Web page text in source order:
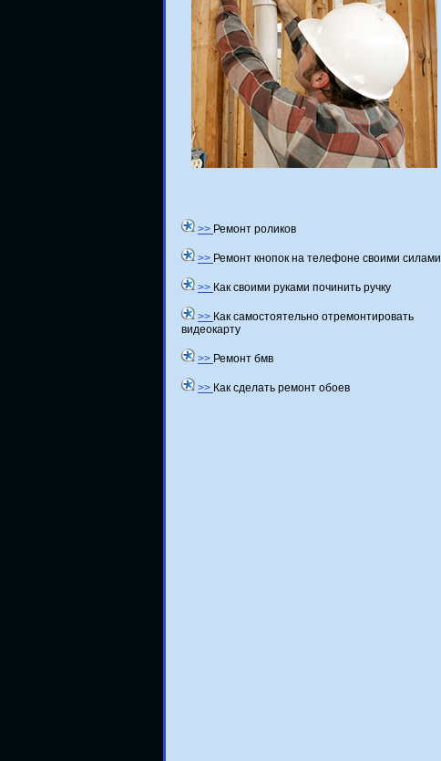
>> Ремонт роликов
>> Ремонт кнопок на телефоне своими силами
>> Как своими руками починить ручку
>> Как самостоятельно отремонтировать
видеокарту
>> Ремонт бмв
>> Как сделать ремонт обоев